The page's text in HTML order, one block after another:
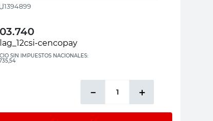
:1394899
SIN IMPUESTOS NACIONALES:
＋
－